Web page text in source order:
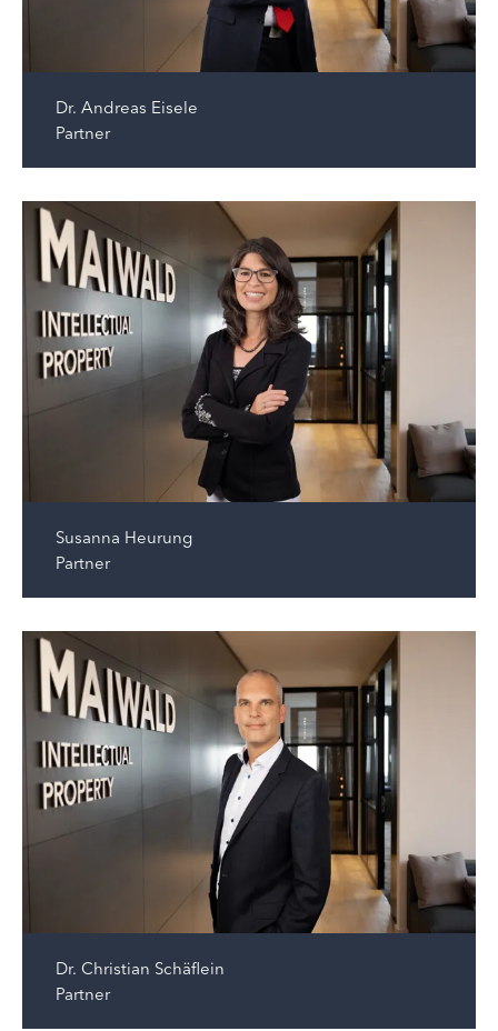
Dr. Andreas Eisele
Partner
Susanna Heurung
Partner
Dr. Christian Schäflein
Partner